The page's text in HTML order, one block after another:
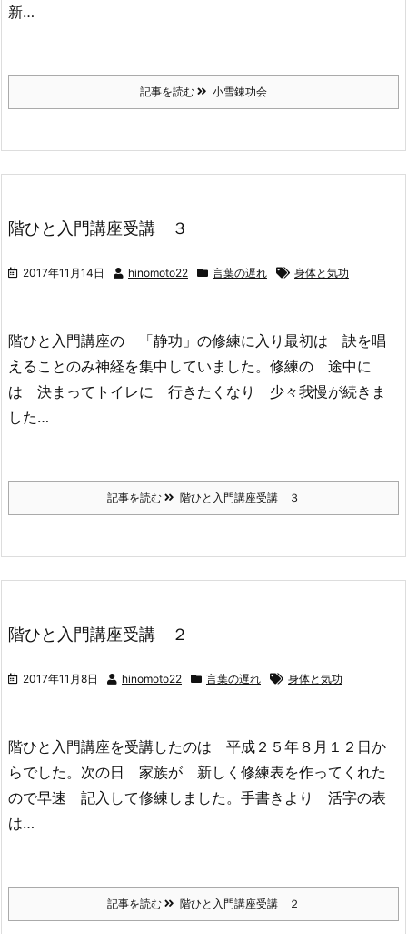
新…
記事を読む 小雪錬功会
階ひと入門講座受講 ３
2017年11月14日 hinomoto22 言葉の遅れ 身体と気功
階ひと入門講座の 「静功」の修練に入り最初は 訣を唱
えることのみ神経を集中していました。修練の 途中に
は 決まってトイレに 行きたくなり 少々我慢が続きま
した…
記事を読む 階ひと入門講座受講 ３
階ひと入門講座受講 ２
2017年11月8日 hinomoto22 言葉の遅れ 身体と気功
階ひと入門講座を受講したのは 平成２５年８月１２日か
らでした。次の日 家族が 新しく修練表を作ってくれた
ので早速 記入して修練しました。手書きより 活字の表
は…
記事を読む 階ひと入門講座受講 ２